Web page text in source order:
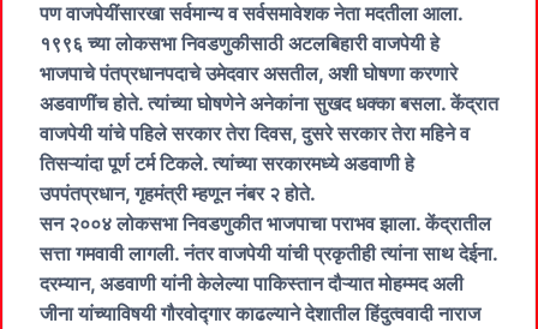
पण वाजपेयींसारखा सर्वमान्य व सर्वसमावेशक नेता मदतीला आला.
१९९६ च्या लोकसभा निवडणुकीसाठी अटलबिहारी वाजपेयी हे
भाजपाचे पंतप्रधानपदाचे उमेदवार असतील, अशी घोषणा करणारे
अडवाणींच होते. त्यांच्या घोषणेने अनेकांना सुखद धक्का बसला. केंद्रात
वाजपेयी यांचे पहिले सरकार तेरा दिवस, दुसरे सरकार तेरा महिने व
तिसऱ्यांदा पूर्ण टर्म टिकले. त्यांच्या सरकारमध्ये अडवाणी हे
उपपंतप्रधान, गृहमंत्री म्हणून नंबर २ होते.
सन २००४ लोकसभा निवडणुकीत भाजपाचा पराभव झाला. केंद्रातील
सत्ता गमवावी लागली. नंतर वाजपेयी यांची प्रकृतीही त्यांना साथ देईना.
दरम्यान, अडवाणी यांनी केलेल्या पाकिस्तान दौऱ्यात मोहम्मद अली
जीना यांच्याविषयी गौरवोद्गार काढल्याने देशातील हिंदुत्ववादी नाराज